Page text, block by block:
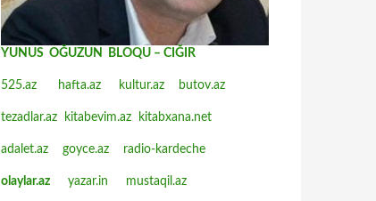
YUNUS OĞUZUN BLOQU – CIĞIR
525.az hafta.az kultur.az butov.az
tezadlar.az kitabevim.az kitabxana.net
adalet.az goyce.az radio-kardeche
olaylar.az yazar.in mustaqil.az